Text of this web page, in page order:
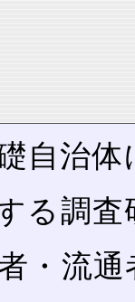
自治
る調
・流